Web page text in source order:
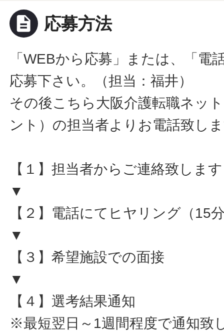
description 応募方法
「WEBから応募」または、「電
応募下さい。（担当：福井）
その後こちら大阪介護転職ネッ
ント）の担当者よりお電話致し
【１】担当者からご連絡致します
▼
【２】電話にてヒヤリング（15
▼
【３】希望施設での面接
▼
【４】選考結果通知
※最短翌日～1週間程度で通知致